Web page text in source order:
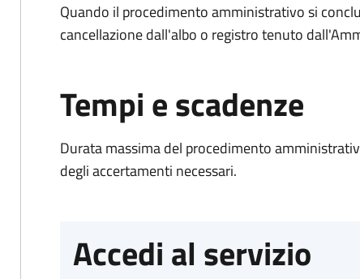
Quando il procedimento amministrativo si
cancellazione dall'albo o registro tenuto
Tempi e scadenze
Durata massima del procedimento
degli accertamenti necessari.
Accedi al servizio